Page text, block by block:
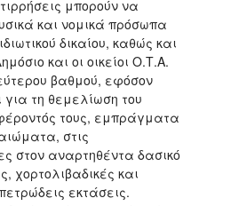
μπορούν να
και νομικά πρόσωπα
δικαίου, καθώς και
και οι οικείοι Ο.Τ.Α.
βαθμού, εφόσον
για τη θεμελίωση του
τους, εμπράγματα
στις
στον αναρτηθέντα δασικό
χορτολιβαδικές και
εκτάσεις.